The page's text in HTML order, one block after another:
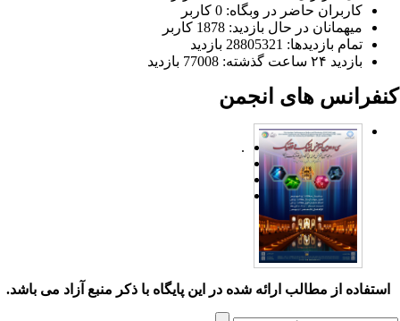
کاربران حاضر در وبگاه: 0 کاربر
میهمانان در حال بازدید: 1878 کاربر
تمام بازدید‌ها: 28805321 بازدید
بازدید ۲۴ ساعت گذشته: 77008 بازدید
های انجمن
.
استفاده از مطالب ارائه شده در این پایگاه با ذکر منبع آزاد می باشد.